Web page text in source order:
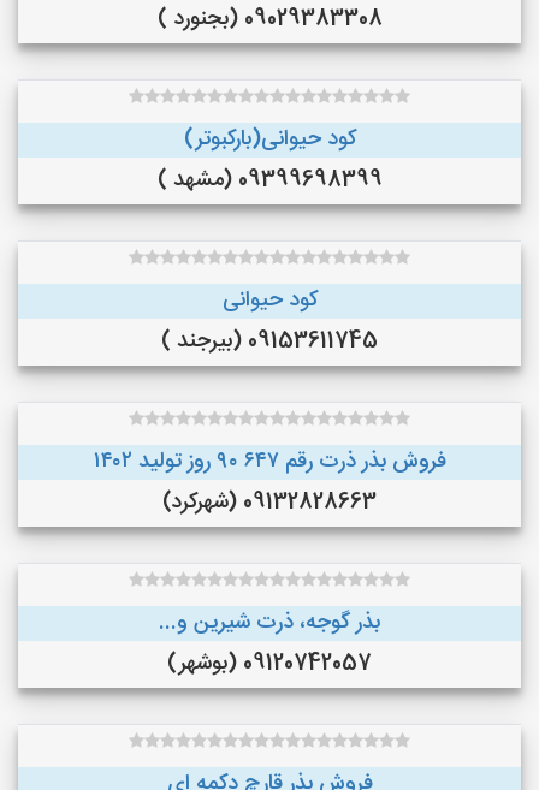
09029383308 (بجنورد )
کود حیوانی(بارکبوتر)
09399698399 (مشهد )
کود حیوانی
09153611745 (بیرجند )
فروش بذر ذرت رقم ۶۴۷ ۹۰ روز تولید ۱۴۰۲
09132828663 (شهرکرد)
بذر گوجه، ذرت شیرین و...
09120742057 (بوشهر)